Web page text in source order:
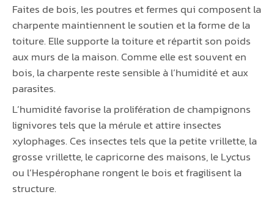
Faites de bois, les poutres et fermes qui composent la
charpente maintiennent le soutien et la forme de la
toiture. Elle supporte la toiture et répartit son poids
aux murs de la maison. Comme elle est souvent en
bois, la charpente reste sensible à l’humidité et aux
parasites.
L’humidité favorise la prolifération de champignons
lignivores tels que la mérule et attire insectes
xylophages. Ces insectes tels que la petite vrillette, la
grosse vrillette, le capricorne des maisons, le Lyctus
ou l’Hespérophane rongent le bois et fragilisent la
structure.